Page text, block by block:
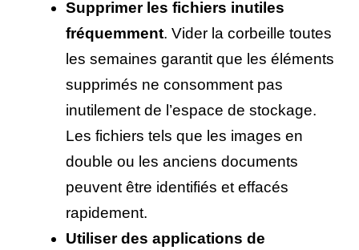
Supprimer les fichiers inutiles
fréquemment. Vider la corbeille toutes
les semaines garantit que les éléments
supprimés ne consomment pas
inutilement de l’espace de stockage.
Les fichiers tels que les images en
double ou les anciens documents
peuvent être identifiés et effacés
rapidement.
Utiliser des applications de